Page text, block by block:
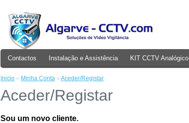
Contactos Instalação e Assistência KIT CCTV Analógico
Inicio » Minha Conta » Aceder/Registar
Aceder/Registar
Sou um novo cliente.